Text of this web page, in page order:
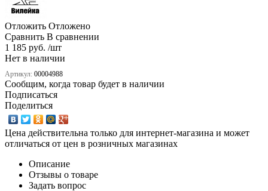
Отложить Отложено
Сравнить В сравнении
1 185 руб. /шт
Нет в наличии
Артикул: 00004988
Сообщим, когда товар будет в наличии
Подписаться
Поделиться
Цена действительна только для интернет-магазина и может
отличаться от цен в розничных магазинах
Описание
Отзывы о товаре
Задать вопрос